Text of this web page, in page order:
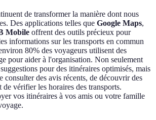
de transformer la manière dont nous
Des applications telles que Google Maps,
Mobile offrent des outils précieux pour
informations sur les transports en commun
80% des voyageurs utilisent des
pour aider à l'organisation. Non seulement
pour des itinéraires optimisés, mais
consulter des avis récents, de découvrir des
de vérifier les horaires des transports.
vos itinéraires à vos amis ou votre famille